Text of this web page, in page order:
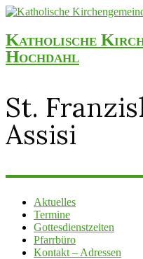
Katholische
Hochdahl
St.
Assisi
Aktuelles
Termine
Gottesdienstzeiten
Pfarrbüro
Kontakt – Adressen